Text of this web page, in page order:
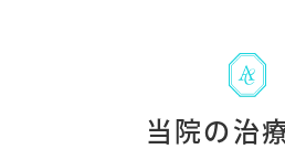
当院の治